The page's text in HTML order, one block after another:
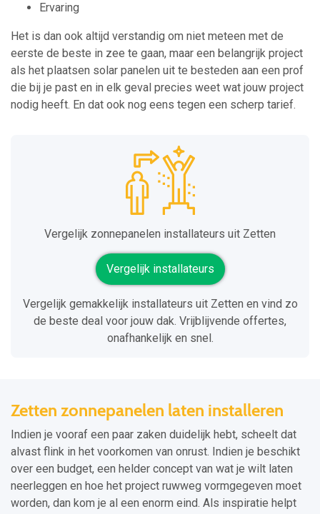
Ervaring
Het is dan ook altijd verstandig om niet meteen met de
eerste de beste in zee te gaan, maar een belangrijk project
als het plaatsen solar panelen uit te besteden aan een prof
die bij je past en in elk geval precies weet wat jouw project
nodig heeft. En dat ook nog eens tegen een scherp tarief.
Vergelijk zonnepanelen installateurs uit Zetten
Vergelijk installateurs
Vergelijk gemakkelijk installateurs uit Zetten en vind zo
de beste deal voor jouw dak. Vrijblijvende offertes,
onafhankelijk en snel.
Zetten zonnepanelen laten installeren
Indien je vooraf een paar zaken duidelijk hebt, scheelt dat
alvast flink in het voorkomen van onrust. Indien je beschikt
over een budget, een helder concept van wat je wilt laten
neerleggen en hoe het project ruwweg vormgegeven moet
worden, dan kom je al een enorm eind. Als inspiratie helpt